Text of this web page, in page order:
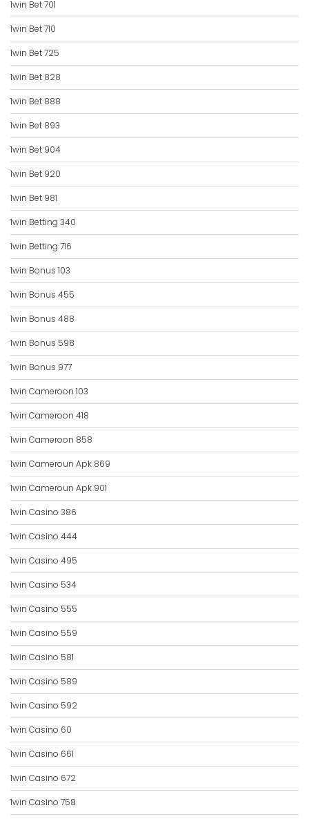
1win Bet 701
1win Bet 710
1win Bet 725
1win Bet 828
1win Bet 888
1win Bet 893
1win Bet 904
1win Bet 920
1win Bet 981
1win Betting 340
1win Betting 716
1win Bonus 103
1win Bonus 455
1win Bonus 488
1win Bonus 598
1win Bonus 977
1win Cameroon 103
1win Cameroon 418
1win Cameroon 858
1win Cameroun Apk 869
1win Cameroun Apk 901
1win Casino 386
1win Casino 444
1win Casino 495
1win Casino 534
1win Casino 555
1win Casino 559
1win Casino 581
1win Casino 589
1win Casino 592
1win Casino 60
1win Casino 661
1win Casino 672
1win Casino 758